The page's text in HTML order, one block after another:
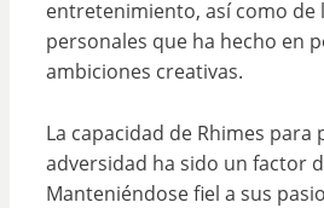
entretenimiento, así como de
personales que ha hecho en
ambiciones creativas.
La capacidad de Rhimes para
adversidad ha sido un factor
Manteniéndose fiel a sus